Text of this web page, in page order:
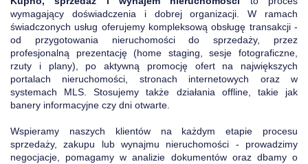
wymagający doświadczenia i dobrej organizacji. W ramach
świadczonych usług oferujemy kompleksową obsługę transakcji -
od przygotowania nieruchomości do sprzedaży, przez
profesjonalną prezentację (home staging, sesje fotograficzne,
rzuty i plany), po aktywną promocję ofert na największych
portalach nieruchomości, stronach internetowych oraz w
systemach MLS. Stosujemy także działania offline, takie jak
banery informacyjne czy dni otwarte.
Wspieramy naszych klientów na każdym etapie procesu
sprzedaży, zakupu lub wynajmu nieruchomości - prowadzimy
negocjacje, pomagamy w analizie dokumentów oraz dbamy o